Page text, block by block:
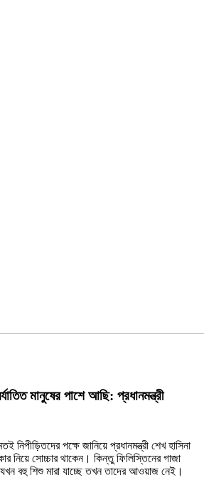
মানুষের পাশে আছি: প্রধানমন্ত্রী
নিপীড়িতদের পক্ষে জানিয়ে প্রধানমন্ত্রী শেখ হাসিনা
নিয়ে সোচ্চার থাকেন। কিন্তু ফিলিস্তিনের গাজা
বহু শিশু মারা যাচ্ছে তখন তাদের আওয়াজ নেই।